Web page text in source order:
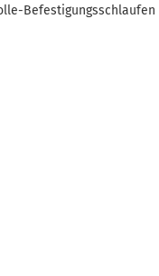
Befestigungsschlaufen